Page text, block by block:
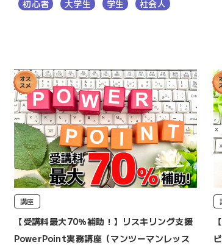
初心者
大学生 学生 社会人
講座
【受講料最大70％補助！】リスキリング支援
PowerPoint実務講座（マンツーマンレッス